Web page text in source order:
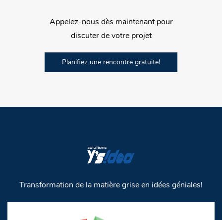
Appelez-nous dès maintenant pour
discuter de votre projet
Planifiez une rencontre gratuite!
Transformation de la matière grise en idées géniales!